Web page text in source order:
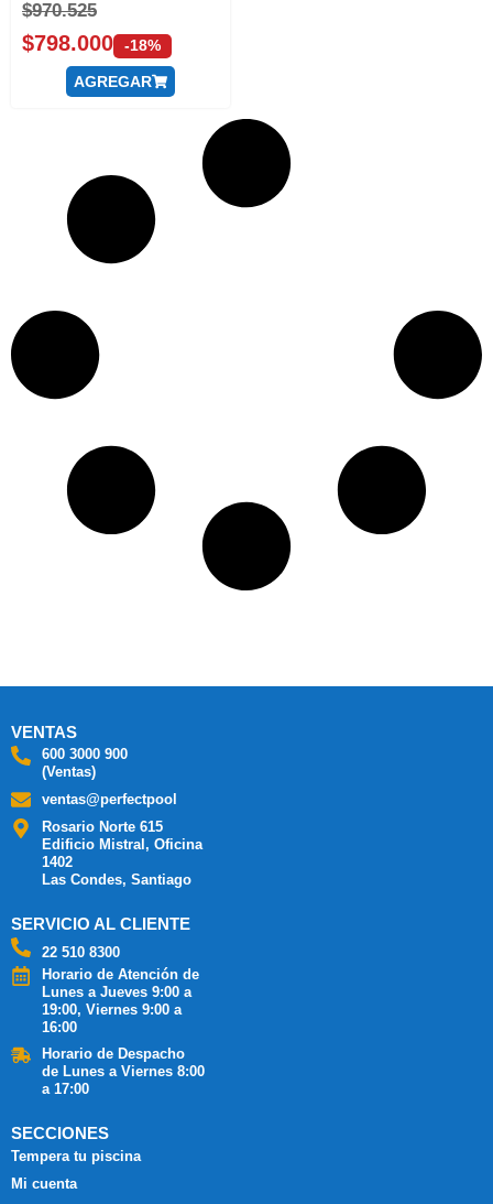
$970.525
$798.000 -18%
AGREGAR
VENTAS
600 3000 900
(Ventas)
ventas@perfectpool
Rosario Norte 615
Edificio Mistral, Oficina
1402
Las Condes, Santiago
SERVICIO AL CLIENTE
22 510 8300
Horario de Atención de
Lunes a Jueves 9:00 a
19:00, Viernes 9:00 a
16:00
Horario de Despacho
de Lunes a Viernes 8:00
a 17:00
SECCIONES
Tempera tu piscina
Mi cuenta